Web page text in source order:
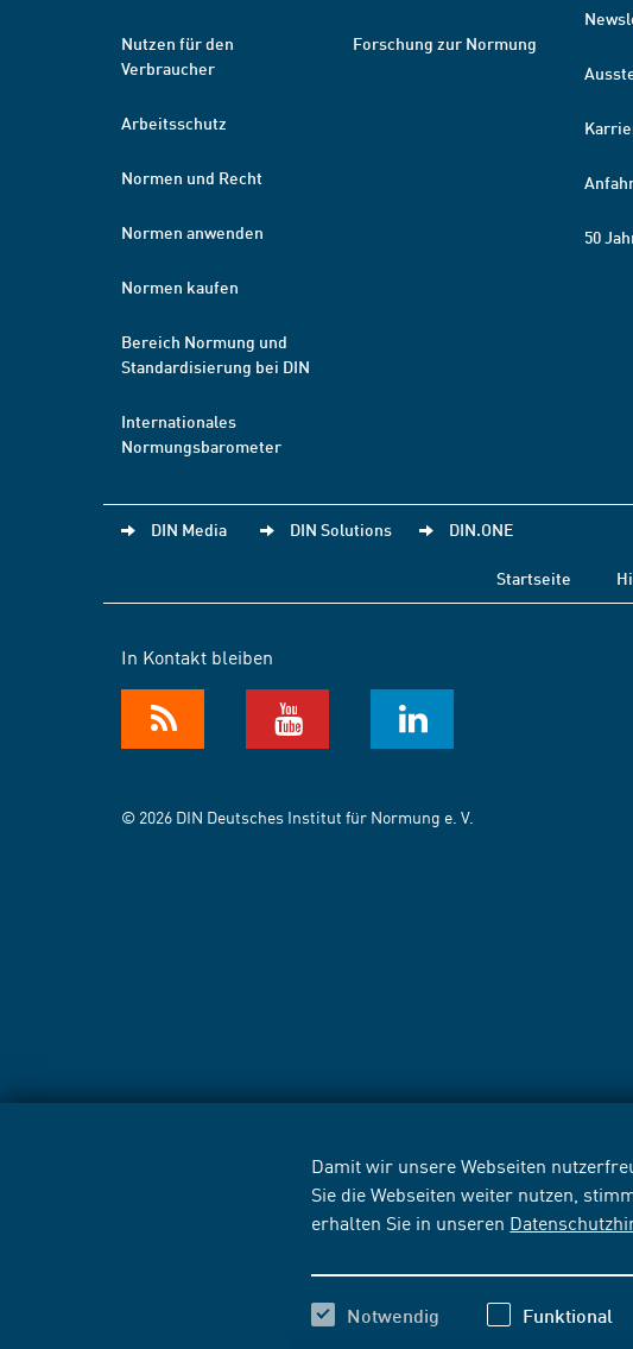
Damit wir unsere Webseiten
Sie die Webseiten weiter nutzen,
erhalten Sie in unseren
Notwendig Funktional
Nutzen für den
Verbraucher
Arbeitsschutz
Normen und Recht
Normen anwenden
Normen kaufen
Bereich Normung und
Standardisierung bei DIN
Internationales
Normungsbarometer
Forschung zur Normung
50
DIN Media DIN Solutions DIN.ONE
Startseite
In Kontakt bleiben
© 2026 DIN Deutsches Institut für Normung e. V.